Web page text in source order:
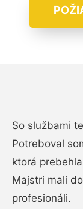
So službami
Potreboval
ktorá
Majstri mali
profesionáli.